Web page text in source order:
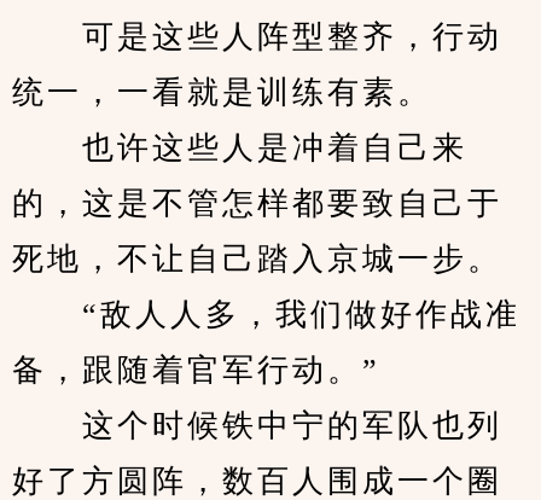
可是这些人阵型整齐，行动
统一，一看就是训练有素。
也许这些人是冲着自己来
的，这是不管怎样都要致自己于
死地，不让自己踏入京城一步。
“敌人人多，我们做好作战准
备，跟随着官军行动。”
这个时候铁中宁的军队也列
好了方圆阵，数百人围成一个圈